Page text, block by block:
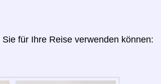
für Ihre Reise verwenden können: